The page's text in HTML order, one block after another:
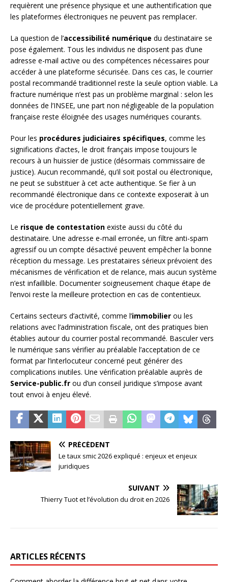
requièrent une présence physique et une authentification que
les plateformes électroniques ne peuvent pas remplacer.
La question de l’accessibilité numérique du destinataire se
pose également. Tous les individus ne disposent pas d’une
adresse e-mail active ou des compétences nécessaires pour
accéder à une plateforme sécurisée. Dans ces cas, le courrier
postal recommandé traditionnel reste la seule option viable. La
fracture numérique n’est pas un problème marginal : selon les
données de l’INSEE, une part non négligeable de la population
française reste éloignée des usages numériques courants.
Pour les procédures judiciaires spécifiques, comme les
significations d’actes, le droit français impose toujours le
recours à un huissier de justice (désormais commissaire de
justice). Aucun recommandé, qu’il soit postal ou électronique,
ne peut se substituer à cet acte authentique. Se fier à un
recommandé électronique dans ce contexte exposerait à un
vice de procédure potentiellement grave.
Le risque de contestation existe aussi du côté du
destinataire. Une adresse e-mail erronée, un filtre anti-spam
agressif ou un compte désactivé peuvent empêcher la bonne
réception du message. Les prestataires sérieux prévoient des
mécanismes de vérification et de relance, mais aucun système
n’est infaillible. Documenter soigneusement chaque étape de
l’envoi reste la meilleure protection en cas de contentieux.
Certains secteurs d’activité, comme l’immobilier ou les
relations avec l’administration fiscale, ont des pratiques bien
établies autour du courrier postal recommandé. Basculer vers
le numérique sans vérifier au préalable l’acceptation de ce
format par l’interlocuteur concerné peut générer des
complications inutiles. Une vérification préalable auprès de
Service-public.fr ou d’un conseil juridique s’impose avant
tout envoi à enjeu élevé.
PRÉCÉDENT
Le taux smic 2026 expliqué : enjeux et enjeux
juridiques
SUIVANT
Thierry Tuot et l’évolution du droit en 2026
ARTICLES RÉCENTS